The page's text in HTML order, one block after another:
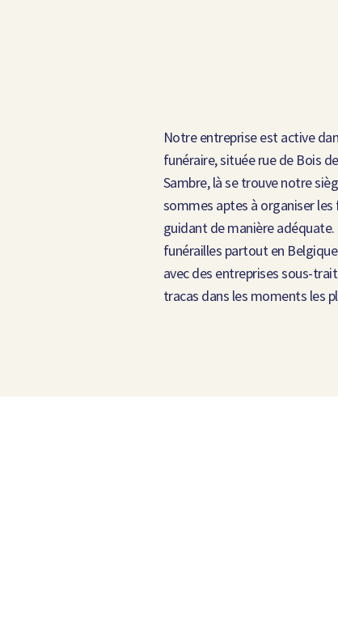
Notre entreprise est active
funéraire, située rue de Bois
Sambre, là se trouve notre
sommes aptes à organiser
guidant de manière
funérailles partout en
avec des entreprises sous-
tracas dans les moments les